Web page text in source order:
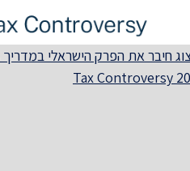
Tax Controversy